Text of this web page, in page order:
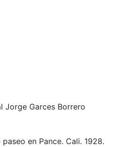
Jorge Garces Borrero
en Pance. Cali. 1928.